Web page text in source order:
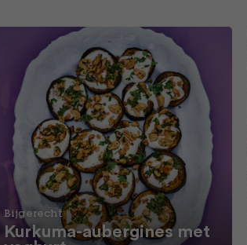
Bijgerecht
Kurkuma-aubergines met